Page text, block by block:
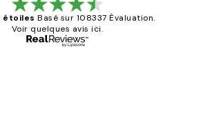
étoiles Basé sur 108337 Évaluation.
Voir quelques avis ici.